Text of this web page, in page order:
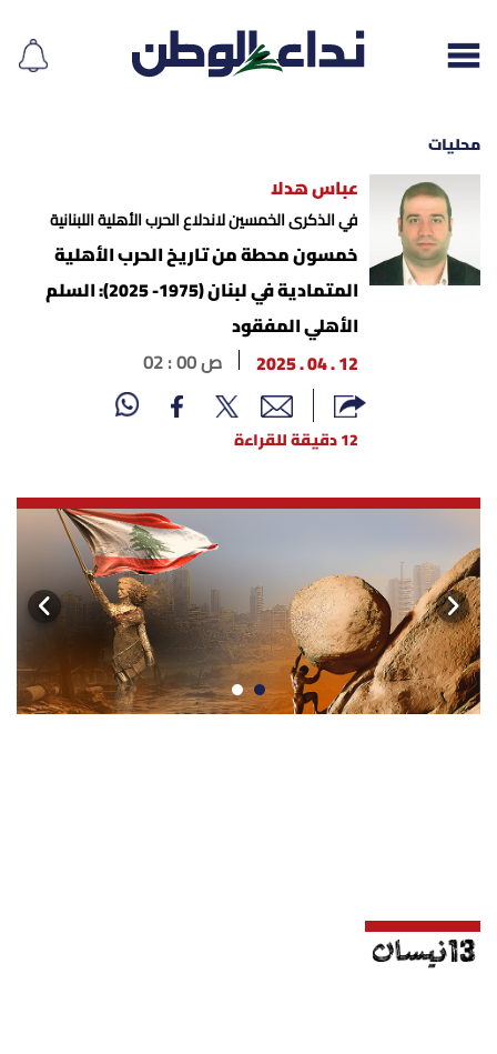
إقرأ الجريدة
لبنان
أسرار
متفرقات
نداء القرّاء
خاص الموقع
اقتصاد
محليات
عباس هدلا
في الذكرى الخمسين لاندلاع الحرب الأهلية اللبنانية
خمسون محطة من تاريخ الحرب الأهلية
المتمادية في لبنان (1975- 2025): السلم
الأهلي المفقود
12 . 04 . 2025
02 : 00 ص
12 دقيقة للقراءة